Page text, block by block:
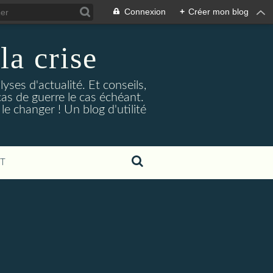
Connexion + Créer mon blog
crise
d'actualité. Et conseils,
de guerre le cas échéant.
changer ! Un blog d'utilité